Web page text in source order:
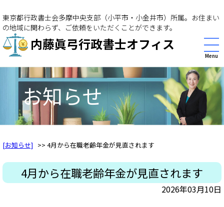
東京都行政書士会多摩中央支部（小平市・小金井市）所属。お住まい
の地域に関わらず、ご依頼をいただくことができます。
内藤眞弓行政書士オフィス
Menu
お知らせ
[お知らせ] >> 4月から在職老齢年金が見直されます
4月から在職老齢年金が見直されます
2026年03月10日